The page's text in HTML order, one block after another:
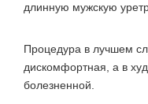
длинную мужскую
Процедура в лучшем
дискомфортная, а в
болезненной.